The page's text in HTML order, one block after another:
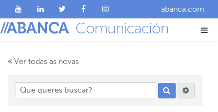
abanca.com
Ver todas as novas